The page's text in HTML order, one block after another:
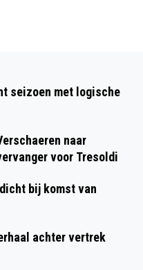
seizoen met logische
naar
voor Tresoldi
bij komst van
achter vertrek